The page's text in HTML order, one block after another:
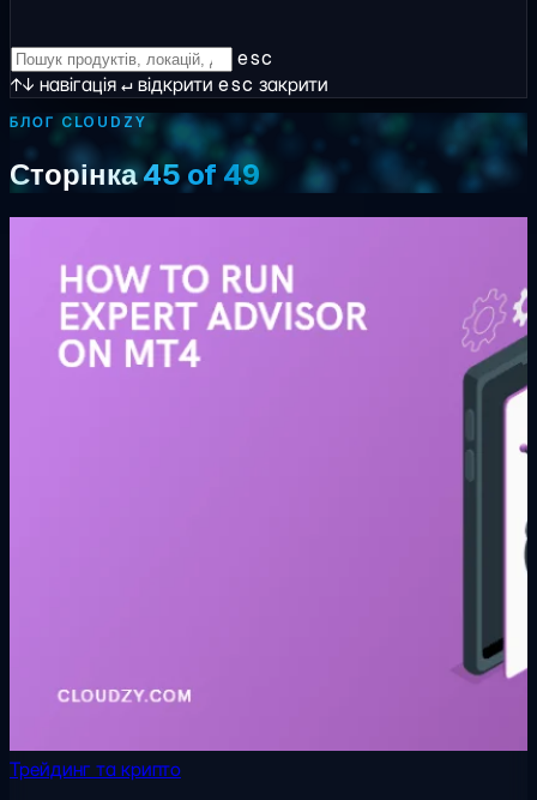
esc
↑↓ навігація↵відкрити esc закрити
БЛОГ CLOUDZY
Сторінка45 of 49
Трейдинг та крипто